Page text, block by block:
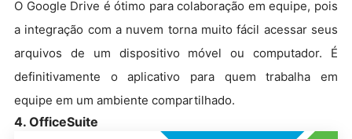
O Google Drive é ótimo para colaboração em equipe, pois
a integração com a nuvem torna muito fácil acessar seus
arquivos de um dispositivo móvel ou computador. É
definitivamente o aplicativo para quem trabalha em
equipe em um ambiente compartilhado.
4. OfficeSuite